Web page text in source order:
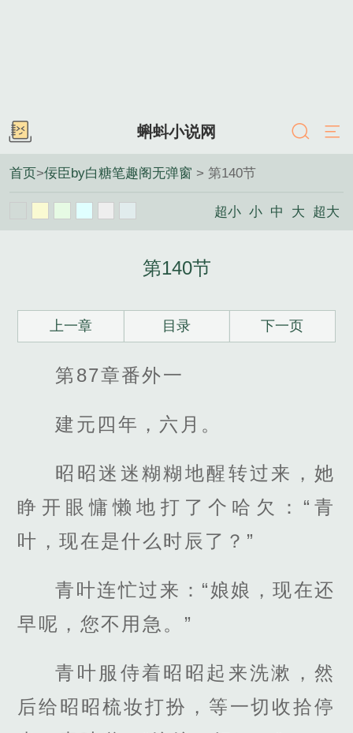
蝌蚪小说网
首页>佞臣by白糖笔趣阁无弹窗 > 第140节
超小 小 中 大 超大
第140节
上一章 目录 下一页
第87章番外一
建元四年，六月。
昭昭迷迷糊糊地醒转过来，她
睁开眼慵懒地打了个哈欠：“青
叶，现在是什么时辰了？”
青叶连忙过来：“娘娘，现在还
早呢，您不用急。”
青叶服侍着昭昭起来洗漱，然
后给昭昭梳妆打扮，等一切收拾停